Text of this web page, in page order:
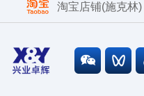
淘宝店铺(施克林)